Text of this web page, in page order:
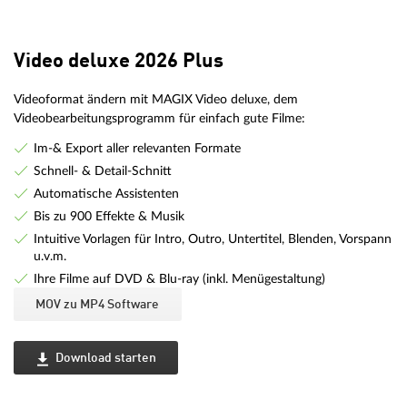
Video deluxe 2026 Plus
Videoformat ändern mit MAGIX Video deluxe, dem
Videobearbeitungsprogramm für einfach gute Filme:
Im-& Export aller relevanten Formate
Schnell- & Detail-Schnitt
Automatische Assistenten
Bis zu 900 Effekte & Musik
Intuitive Vorlagen für Intro, Outro, Untertitel, Blenden, Vorspann
u.v.m.
Ihre Filme auf DVD & Blu-ray (inkl. Menügestaltung)
MOV zu MP4 Software
Download starten